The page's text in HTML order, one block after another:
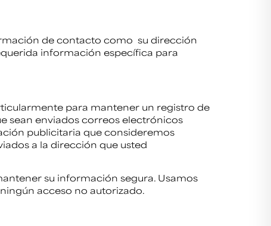
de contacto como su dirección
información específica para
para mantener un registro de
sean enviados correos electrónicos
publicitaria que consideremos
a la dirección que usted
su información segura. Usamos
acceso no autorizado.